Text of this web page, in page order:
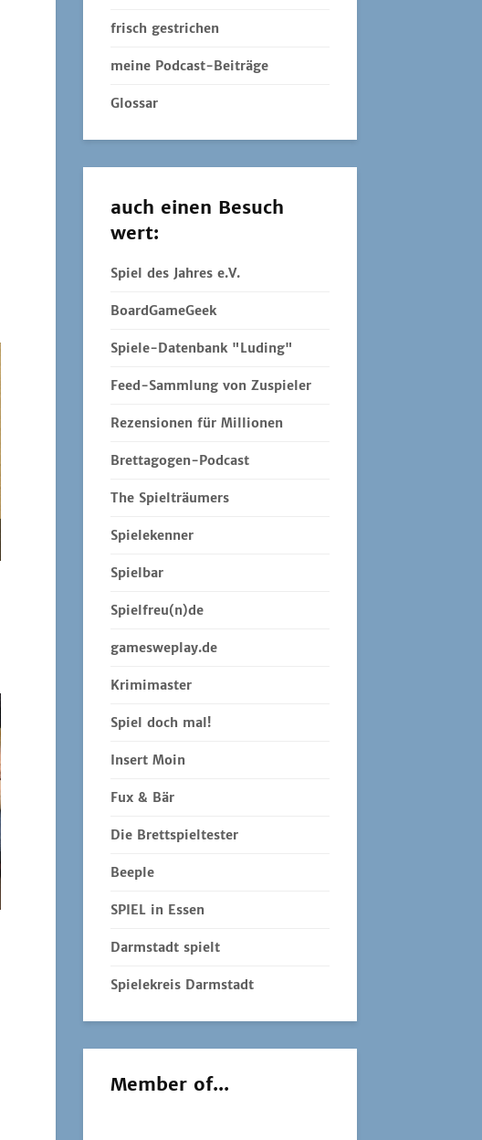
frisch gestrichen
meine Podcast-Beiträge
Glossar
auch einen Besuch
wert:
Spiel des Jahres e.V.
BoardGameGeek
Spiele-Datenbank "Luding"
Feed-Sammlung von Zuspieler
Rezensionen für Millionen
Brettagogen-Podcast
The Spielträumers
Spielekenner
Spielbar
Spielfreu(n)de
gamesweplay.de
Krimimaster
Spiel doch mal!
Insert Moin
Fux & Bär
Die Brettspieltester
Beeple
SPIEL in Essen
Darmstadt spielt
Spielekreis Darmstadt
Member of...